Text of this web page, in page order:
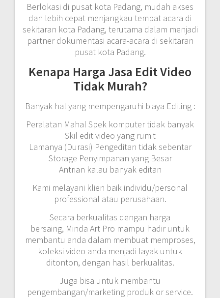
Berlokasi di pusat kota Padang, mudah akses
dan lebih cepat menjangkau tempat acara di
sekitaran kota Padang, terutama dalam menjadi
partner dokumentasi acara-acara di sekitaran
pusat kota Padang.
Kenapa Harga Jasa Edit Video
Tidak Murah?
Banyak hal yang mempengaruhi biaya Editing :
Peralatan Mahal Spek komputer tidak banyak
Skil edit video yang rumit
Lamanya (Durasi) Pengeditan tidak sebentar
Storage Penyimpanan yang Besar
Antrian kalau banyak editan
Kami melayani klien baik individu/personal
professional atau perusahaan.
Secara berkualitas dengan harga
bersaing, Minda Art Pro mampu hadir untuk
membantu anda dalam membuat memproses,
koleksi video anda menjadi layak untuk
ditonton, dengan hasil berkualitas.
Juga bisa untuk membantu
pengembangan/marketing produk or service.